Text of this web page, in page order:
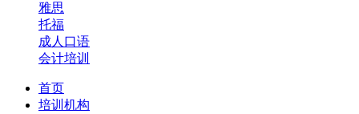
雅思
托福
成人口语
会计培训
首页
培训机构